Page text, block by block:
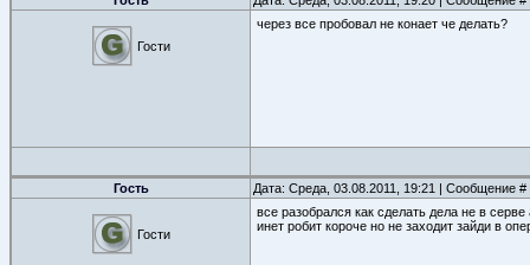
Гости
через все пробовал не конает че делать?
Гость Дата: Среда, 03.08.2011, 19:21 | Сообщение #
Гости
все разобрался как сделать дела не в серве
инет робит короче но не заходит зайди в